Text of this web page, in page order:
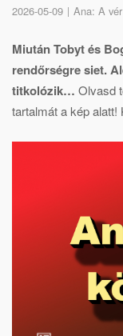
2026-05-09 Ana: A
Miután Tobyt és
rendőrségre siet.
titkolózik… Olvasd
tartalmát a kép alatt!